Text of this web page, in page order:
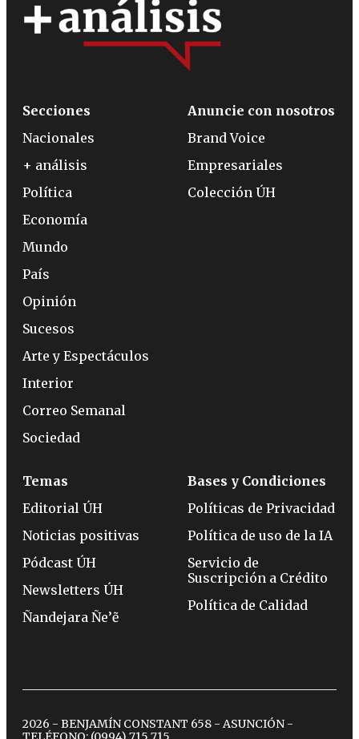
Secciones
Nacionales
+ análisis
Política
Economía
Mundo
País
Opinión
Sucesos
Arte y Espectáculos
Interior
Correo Semanal
Sociedad
Anuncie con nosotros
Brand Voice
Empresariales
Colección ÚH
Temas
Editorial ÚH
Noticias positivas
Pódcast ÚH
Newsletters ÚH
Ñandejara Ñe’ẽ
Bases y Condiciones
Políticas de Privacidad
Política de uso de la IA
Servicio de
Suscripción a Crédito
Política de Calidad
2026 - BENJAMÍN CONSTANT 658 - ASUNCIÓN -